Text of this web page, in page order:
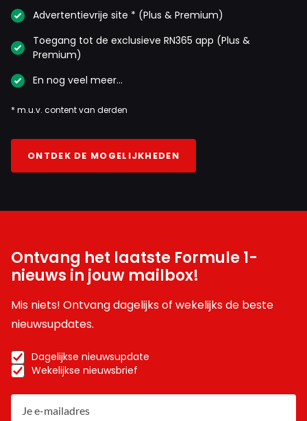
Advertentievrije site * (Plus & Premium)
Toegang tot de exclusieve RN365 app (Plus &
Premium)
En nog veel meer…
* m.u.v. content van derden
ONTDEK DE MOGELIJKHEDEN
Ontvang het laatste Formule 1-
nieuws in jouw mailbox!
Mis niets! Ontvang dagelijks of wekelijks de beste
nieuwsupdates.
Dagelijkse nieuwsupdate
Wekelijkse nieuwsbrief